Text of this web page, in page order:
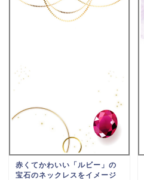
赤くてかわいい「ルビー」の
宝石のネックレスをイメージ